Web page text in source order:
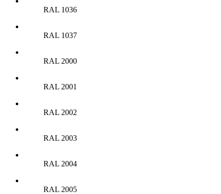
RAL 1036
RAL 1037
RAL 2000
RAL 2001
RAL 2002
RAL 2003
RAL 2004
RAL 2005